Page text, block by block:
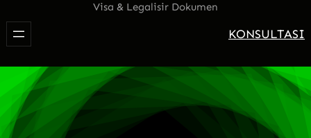
Visa & Legalisir Dokumen
KONSULTASI